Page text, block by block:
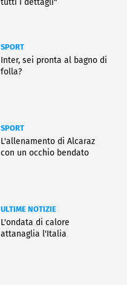
SPORT
Inter, sei pronta al bagno di
folla?
SPORT
L'allenamento di Alcaraz
con un occhio bendato
ULTIME NOTIZIE
L'ondata di calore
attanaglia l'Italia